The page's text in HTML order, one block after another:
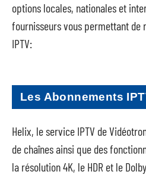
options locales, nationales et
fournisseurs vous permettant de
IPTV:
Les Abonnements
Helix, le service IPTV de
de chaînes ainsi que des
la résolution 4K, le HDR et le